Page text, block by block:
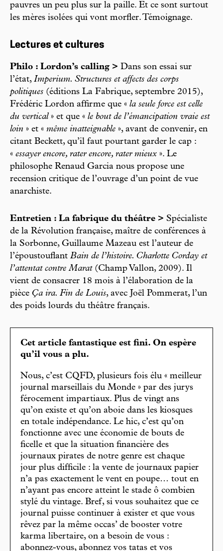
pauvres un peu plus sur la paille. Et ce sont surtout
les mères isolées qui vont morfler. Témoignage.
Lectures et cultures
Philo : Lordon’s calling > Dans son essai sur
l’état, Imperium. Structures et affects des corps
politiques (éditions La Fabrique, septembre 2015),
Frédéric Lordon affirme que « la seule force est celle
du vertical» et que « le bout de l’émancipation vraie est
loin » et « même inatteignable », avant de convenir, en
citant Beckett, qu’il faut pourtant garder le cap :
« essayer encore, rater encore, rater mieux ». Le
philosophe Renaud Garcia nous propose une
recension critique de l’ouvrage d’un point de vue
anarchiste.
Entretien : La fabrique du théâtre > Spécialiste
de la Révolution française, maître de conférences à
la Sorbonne, Guillaume Mazeau est l’auteur de
l’époustouflant Bain de l’histoire. Charlotte Corday et
l’attentat contre Marat(Champ Vallon, 2009). Il
vient de consacrer 18 mois à l’élaboration de la
pièce Ça ira. Fin de Louis, avec Joël Pommerat, l’un
des poids lourds du théâtre français.
Cet article fantastique est fini. On espère
qu’il vous a plu.
Nous, c’est CQFD, plusieurs fois élu « meilleur
journal marseillais du Monde » par des jurys
férocement impartiaux. Plus de vingt ans
qu’on existe et qu’on aboie dans les kiosques
en totale indépendance. Le hic, c’est qu’on
fonctionne avec une économie de bouts de
ficelle et que la situation financière des
journaux pirates de notre genre est chaque
jour plus difficile : la vente de journaux papier
n’a pas exactement le vent en poupe… tout en
n’ayant pas encore atteint le stade ô combien
stylé du vintage. Bref, si vous souhaitez que ce
journal puisse continuer à exister et que vous
rêvez par la même occas’ de booster votre
karma libertaire, on a besoin de vous :
abonnez-vous, abonnez vos tatas et vos